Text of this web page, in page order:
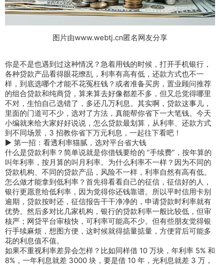
图片由www.webtj.cn匿名网友分享
你是不是也遇到过这种情况？急着用钱的时候，打开手机银行，
各种贷款产品看得眼花缭乱，利率有高有低，还款方式也不一
样，到底选哪个才能不花冤枉钱？或者准备买房，置业顾问推荐
的组合贷款和纯商贷，算来算去好像都差不多，但又总觉得哪里
不对，生怕自己选错了，多还几万利息。其实啊，贷款这事儿，
里面的门道可不少，选对了方法，真能帮你省下一大笔钱。今天
小编就来给大家好好说说，怎么贷款最划算，从利率、还款方式
到不同场景，3 招教你省下万元利息，一起往下看吧！
► 第一招：看透利率猫腻，选对平台省大钱
什么是贷款利率？简单说就是你借钱要给的 “手续费”，按年算的
叫年利率，按月算的叫月利率。为什么利率不一样？因为不同的
贷款机构、不同的贷款产品，风险不一样，利率自然有高有低。
怎么做才能拿到低利率？首先得看看自己的征信，征信好的人，
银行更愿意给低利率，因为觉得你还钱靠谱。所以平时信用卡别
逾期，贷款按时还，征信报告干干净净的，申请贷款时利率就有
优势。然后多对比几家机构，银行的贷款利率一般比较低，但审
核严；网贷平台审核快，可利率可能高不少。但有些朋友觉得银
行手续麻烦，想图方便，这时候就得掂量掂量，方便背后可能多
花的利息值不值。
如果不重视利率差异会怎样？比如同样借 10 万块，年利率 5% 和
8%，一年利息就差 3000 块，要是借 10 年，光利息就差 3 万，